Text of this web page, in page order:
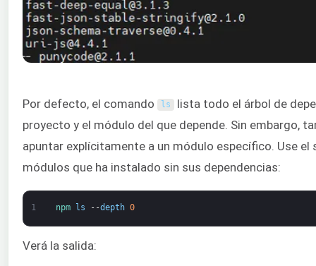
Por defecto, el comando ls lista todo el árbol de
proyecto y el módulo del que depende. Sin embargo,
apuntar explícitamente a un módulo específico. Use
módulos que ha instalado sin sus dependencias:
1 npm ls --depth 0
Verá la salida: